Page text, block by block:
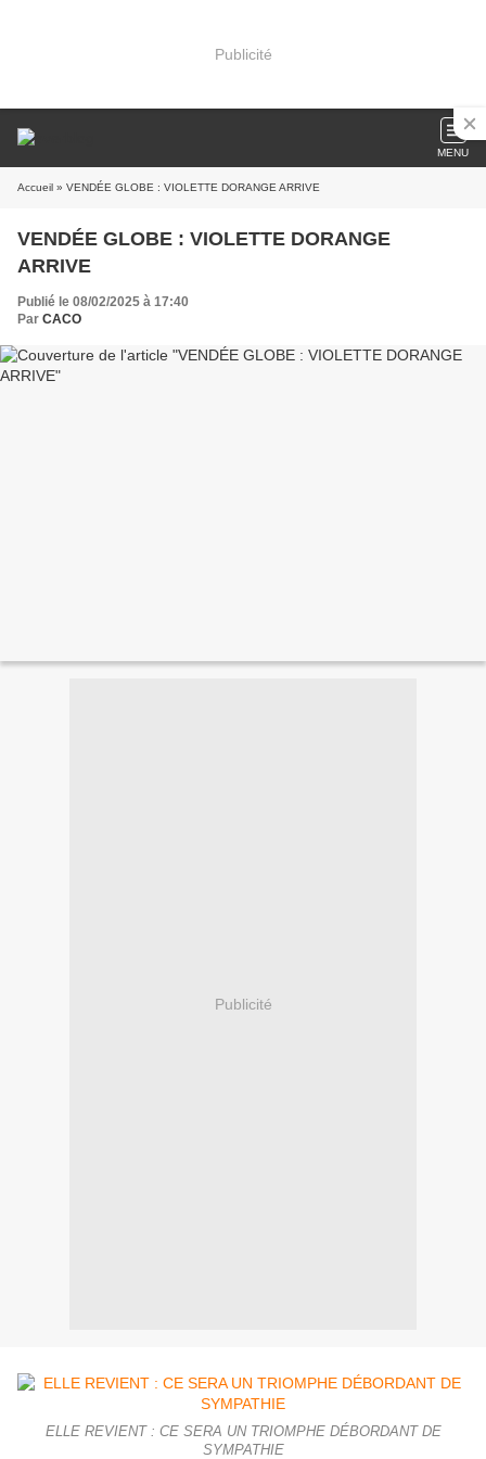
Publicité
MENU
Accueil » VENDÉE GLOBE : VIOLETTE DORANGE ARRIVE
VENDÉE GLOBE : VIOLETTE DORANGE
ARRIVE
Publié le 08/02/2025 à 17:40
Par CACO
Publicité
ELLE REVIENT : CE SERA UN TRIOMPHE DÉBORDANT DE
SYMPATHIE